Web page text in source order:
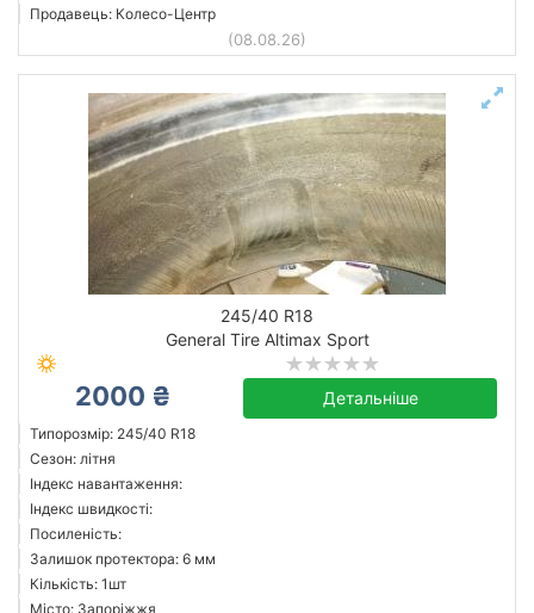
Продавець: Колесо-Центр
(08.08.26)
245/40 R18
General Tire Altimax Sport
2000 ₴ Детальніше
Типорозмір: 245/40 R18
Сезон: літня
Індекс навантаження:
Індекс швидкості:
Посиленість:
Залишок протектора: 6 мм
Кількість: 1шт
Місто: Запоріжжя